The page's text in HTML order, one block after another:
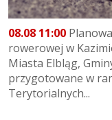
08.08 11:00
rowerowej w
Miasta Elbląg,
przygotowane w
Terytorialnych...